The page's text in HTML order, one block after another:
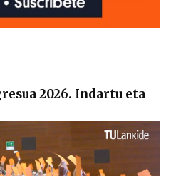
2026. Indartu eta